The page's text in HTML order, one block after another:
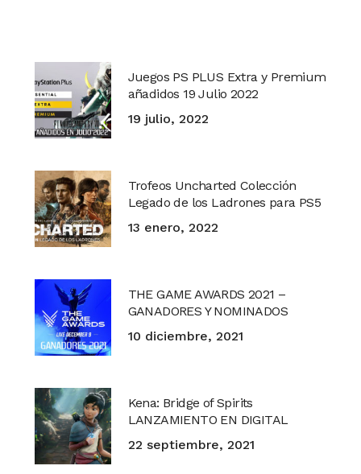
Juegos PS PLUS Extra y Premium
añadidos 19 Julio 2022
19 julio, 2022
Trofeos Uncharted Colección
Legado de los Ladrones para PS5
13 enero, 2022
THE GAME AWARDS 2021 –
GANADORES Y NOMINADOS
10 diciembre, 2021
Kena: Bridge of Spirits
LANZAMIENTO EN DIGITAL
22 septiembre, 2021